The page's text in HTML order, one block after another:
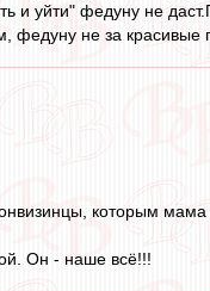
и уйти" федуну не
федуну не за красивые
которым
Он - наше всё!!!